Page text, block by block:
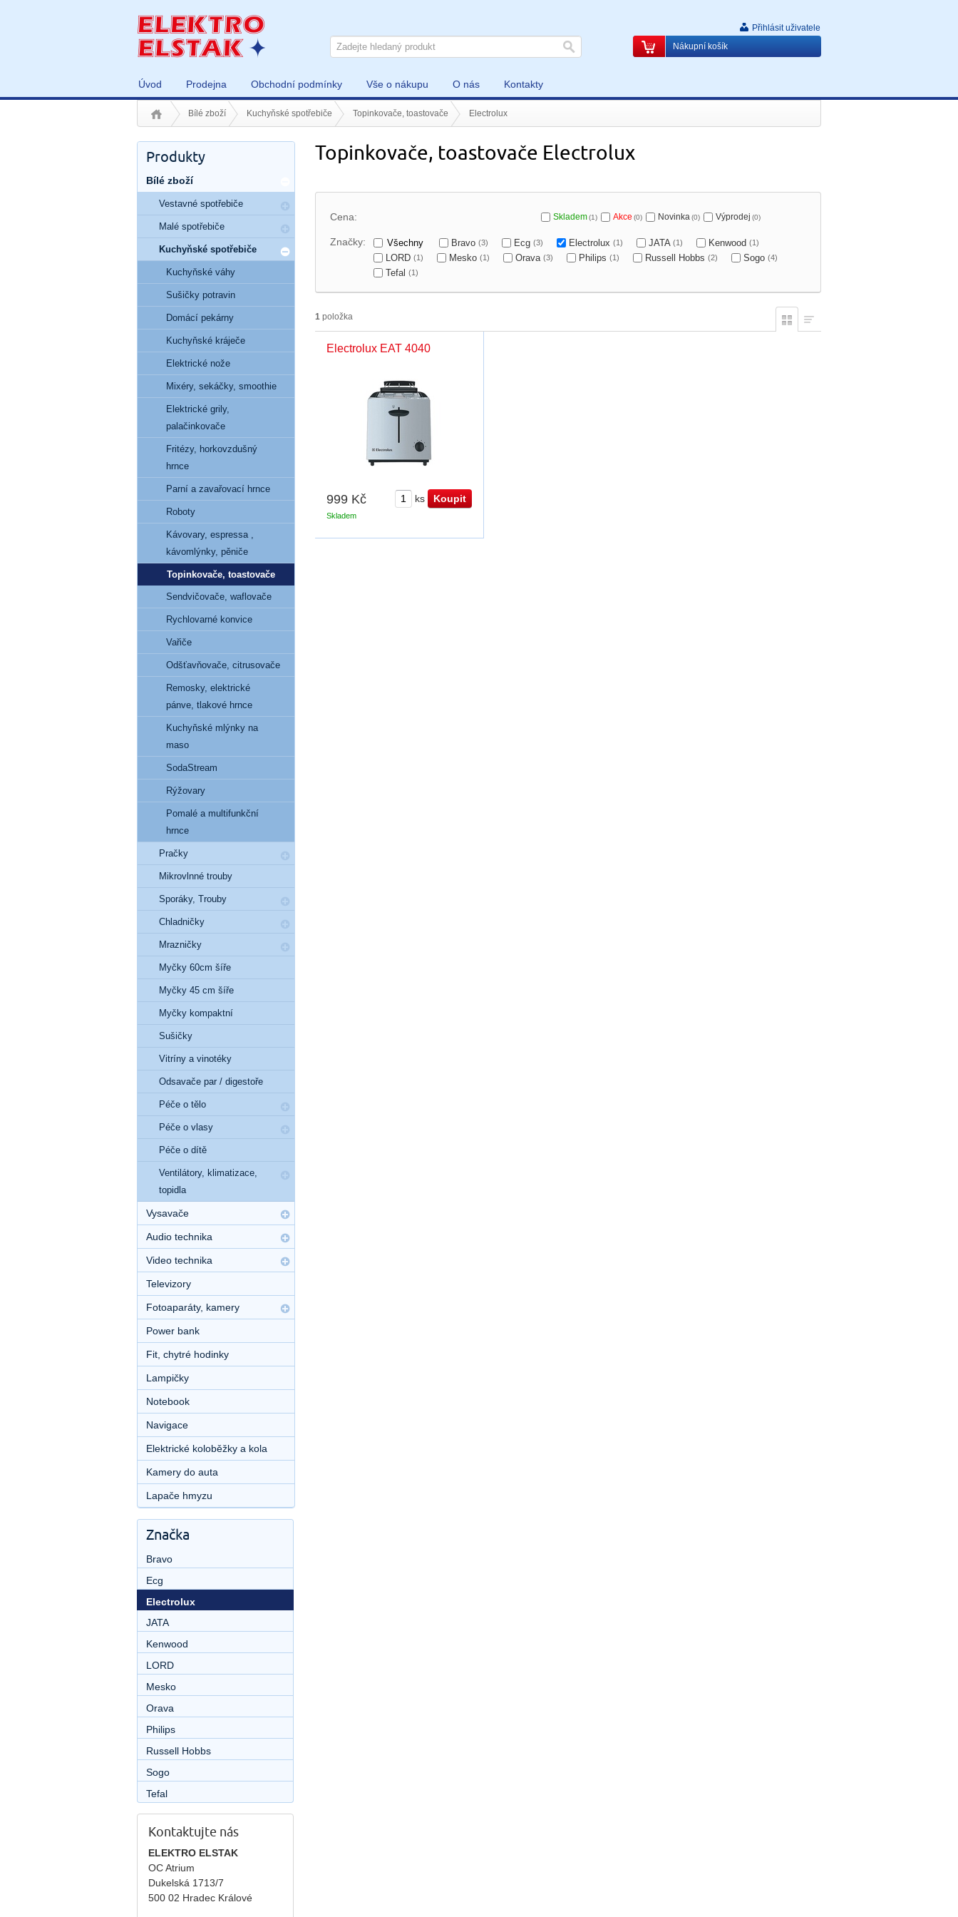
Úvod Prodejna Obchodní podmínky Vše o nákupu O nás Kontakty
Přihlásit uživatele
Nákupní košík
Bílé zboží Kuchyňské spotřebiče Topinkovače, toastovače Electrolux
Topinkovače, toastovače Electrolux
Cena: Skladem(1) Akce (0) Novinka(0) Výprodej (0)
Značky: Všechny Bravo (3) Ecg (3) Electrolux (1) JATA (1) Kenwood (1)
LORD (1) Mesko (1) Orava (3) Philips (1) Russell Hobbs (2) Sogo (4)
Tefal (1)
1 položka
Electrolux EAT 4040
999 Kč ks
Skladem
Produkty
Bílé zboží
Vestavné spotřebiče
Malé spotřebiče
Kuchyňské spotřebiče
Kuchyňské váhy
Sušičky potravin
Domácí pekárny
Kuchyňské kráječe
Elektrické nože
Mixéry, sekáčky, smoothie
Elektrické grily,
palačinkovače
Fritézy, horkovzdušný
hrnce
Parní a zavařovací hrnce
Roboty
Kávovary, espressa ,
kávomlýnky, pěniče
Topinkovače, toastovače
Sendvičovače, waflovače
Rychlovarné konvice
Vařiče
Odšťavňovače, citrusovače
Remosky, elektrické
pánve, tlakové hrnce
Kuchyňské mlýnky na
maso
SodaStream
Rýžovary
Pomalé a multifunkční
hrnce
Pračky
Mikrovlnné trouby
Sporáky, Trouby
Chladničky
Mrazničky
Myčky 60cm šíře
Myčky 45 cm šíře
Myčky kompaktní
Sušičky
Vitríny a vinotéky
Odsavače par / digestoře
Péče o tělo
Péče o vlasy
Péče o dítě
Ventilátory, klimatizace,
topidla
Vysavače
Audio technika
Video technika
Televizory
Fotoaparáty, kamery
Power bank
Fit, chytré hodinky
Lampičky
Notebook
Navigace
Elektrické koloběžky a kola
Kamery do auta
Lapače hmyzu
Značka
Bravo
Ecg
Electrolux
JATA
Kenwood
LORD
Mesko
Orava
Philips
Russell Hobbs
Sogo
Tefal
Kontaktujte nás
ELEKTRO ELSTAK
OC Atrium
Dukelská 1713/7
500 02 Hradec Králové